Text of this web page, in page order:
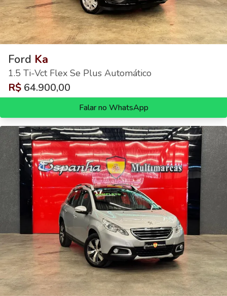
Ford Ka
1.5 Ti-Vct Flex Se Plus Automático
R$ 64.900,00
Falar no WhatsApp